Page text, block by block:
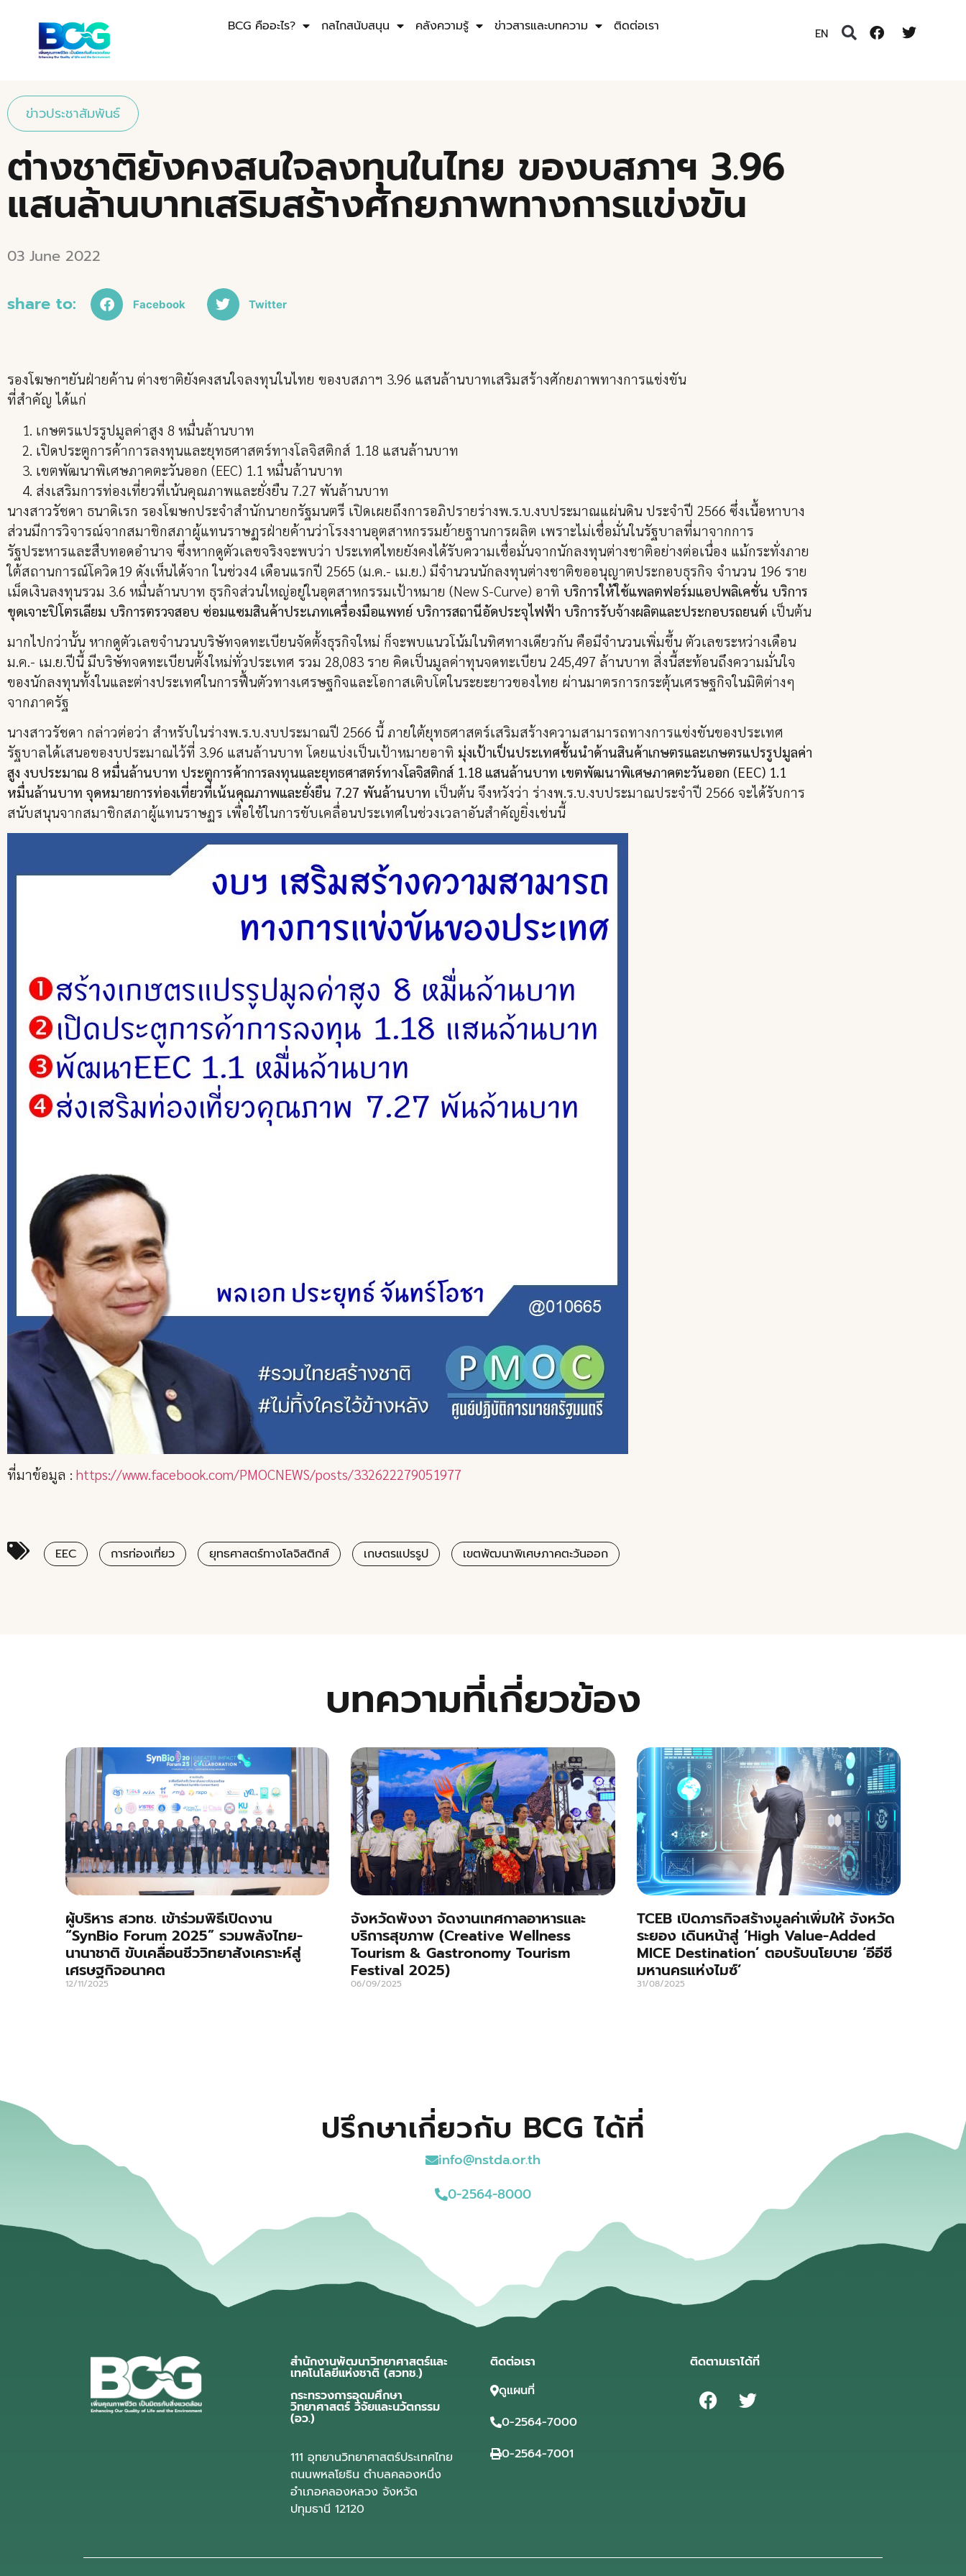
BCG คืออะไร? กลไกสนับสนุน คลังความรู้ ข่าวสารและบทความ ติดต่อเรา EN
ข่าวประชาสัมพันธ์
ต่างชาติยังคงสนใจลงทุนในไทย ของบสภาฯ 3.96
แสนล้านบาทเสริมสร้างศักยภาพทางการแข่งขัน
03 June 2022
share to: Facebook Twitter
รองโฆษกฯยันฝ่ายค้าน ต่างชาติยังคงสนใจลงทุนในไทย ของบสภาฯ 3.96 แสนล้านบาทเสริมสร้างศักยภาพทางการแข่งขัน
ที่สำคัญ ได้แก่
เกษตรแปรรูปมูลค่าสูง 8 หมื่นล้านบาท
เปิดประตูการค้าการลงทุนและยุทธศาสตร์ทางโลจิสติกส์ 1.18 แสนล้านบาท
เขตพัฒนาพิเศษภาคตะวันออก (EEC) 1.1 หมื่นล้านบาท
ส่งเสริมการท่องเที่ยวที่เน้นคุณภาพและยั่งยืน 7.27 พันล้านบาท
นางสาวรัชดา ธนาดิเรก รองโฆษกประจำสำนักนายกรัฐมนตรี เปิดเผยถึงการอภิปรายร่างพ.ร.บ.งบประมาณแผ่นดิน ประจำปี 2566 ซึ่งเนื้อหาบาง
ส่วนมีการวิจารณ์จากสมาชิกสภาผู้แทนราษฏรฝ่ายค้านว่าโรงงานอุตสาหกรรมย้ายฐานการผลิต เพราะไม่เชื่อมั่นในรัฐบาลที่มาจากการ
รัฐประหารและสืบทอดอำนาจ ซึ่งหากดูตัวเลขจริงจะพบว่า ประเทศไทยยังคงได้รับความเชื่อมั่นจากนักลงทุนต่างชาติอย่างต่อเนื่อง แม้กระทั่งภาย
ใต้สถานการณ์โควิด19 ดังเห็นได้จาก ในช่วง4 เดือนแรกปี 2565 (ม.ค.- เม.ย.) มีจำนวนนักลงทุนต่างชาติขออนุญาตประกอบธุรกิจ จำนวน 196 ราย
เม็ดเงินลงทุนรวม 3.6 หมื่นล้านบาท ธุรกิจส่วนใหญ่อยู่ในอุตสาหกรรมเป้าหมาย (New S-Curve) อาทิ บริการให้ใช้แพลตฟอร์มแอปพลิเคชั่น บริการ
ขุดเจาะปิโตรเลียม บริการตรวจสอบ ซ่อมแซมสินค้าประเภทเครื่องมือแพทย์ บริการสถานีอัดประจุไฟฟ้า บริการรับจ้างผลิตและประกอบรถยนต์ เป็นต้น
มากไปกว่านั้น หากดูตัวเลขจำนวนบริษัทจดทะเบียนจัดตั้งธุรกิจใหม่ ก็จะพบแนวโน้มในทิศทางเดียวกัน คือมีจำนวนเพิ่มขึ้น ตัวเลขระหว่างเดือน
ม.ค.- เม.ย.ปีนี้ มีบริษัทจดทะเบียนตั้งใหม่ทั่วประเทศ รวม 28,083 ราย คิดเป็นมูลค่าทุนจดทะเบียน 245,497 ล้านบาท สิ่งนี้สะท้อนถึงความมั่นใจ
ของนักลงทุนทั้งในและต่างประเทศในการฟื้นตัวทางเศรษฐกิจและโอกาสเติบโตในระยะยาวของไทย ผ่านมาตรการกระตุ้นเศรษฐกิจในมิติต่างๆ
จากภาครัฐ
นางสาวรัชดา กล่าวต่อว่า สำหรับในร่างพ.ร.บ.งบประมาณปี 2566 นี้ ภายใต้ยุทธศาสตร์เสริมสร้างความสามารถทางการแข่งขันของประเทศ
รัฐบาลได้เสนอของบประมาณไว้ที่ 3.96 แสนล้านบาท โดยแบ่งเป็นเป้าหมายอาทิ มุ่งเป้าเป็นประเทศชั้นนำด้านสินค้าเกษตรและเกษตรแปรรูปมูลค่า
สูง งบประมาณ 8 หมื่นล้านบาท ประตูการค้าการลงทุนและยุทธศาสตร์ทางโลจิสติกส์ 1.18 แสนล้านบาท เขตพัฒนาพิเศษภาคตะวันออก (EEC) 1.1
หมื่นล้านบาท จุดหมายการท่องเที่ยวที่เน้นคุณภาพและยั่งยืน 7.27 พันล้านบาท เป็นต้น จึงหวังว่า ร่างพ.ร.บ.งบประมาณประจำปี 2566 จะได้รับการ
สนับสนุนจากสมาชิกสภาผู้แทนราษฏร เพื่อใช้ในการขับเคลื่อนประเทศในช่วงเวลาอันสำคัญยิ่งเช่นนี้
ที่มาข้อมูล : https://www.facebook.com/PMOCNEWS/posts/332622279051977
EEC การท่องเที่ยว ยุทธศาสตร์ทางโลจิสติกส์ เกษตรแปรรูป เขตพัฒนาพิเศษภาคตะวันออก
บทความที่เกี่ยวข้อง
ผู้บริหาร สวทช. เข้าร่วมพิธีเปิดงาน
“SynBio Forum 2025” รวมพลังไทย-
นานาชาติ ขับเคลื่อนชีววิทยาสังเคราะห์สู่
เศรษฐกิจอนาคต
12/11/2025
จังหวัดพังงา จัดงานเทศกาลอาหารและ
บริการสุขภาพ (Creative Wellness
Tourism & Gastronomy Tourism
Festival 2025)
06/09/2025
TCEB เปิดภารกิจสร้างมูลค่าเพิ่มให้ จังหวัด
ระยอง เดินหน้าสู่ ‘High Value-Added
MICE Destination’ ตอบรับนโยบาย ‘อีอีซี
มหานครแห่งไมซ์’
31/08/2025
ปรึกษาเกี่ยวกับ BCG ได้ที่
info@nstda.or.th
0-2564-8000
สำนักงานพัฒนาวิทยาศาสตร์และ
เทคโนโลยีแห่งชาติ (สวทช.)
กระทรวงการอุดมศึกษา
วิทยาศาสตร์ วิจัยและนวัตกรรม
(อว.)
111 อุทยานวิทยาศาสตร์ประเทศไทย
ถนนพหลโยธิน ตำบลคลองหนึ่ง
อำเภอคลองหลวง จังหวัด
ปทุมธานี 12120
ติดต่อเรา
ดูแผนที่
0-2564-7000
0-2564-7001
ติดตามเราได้ที่